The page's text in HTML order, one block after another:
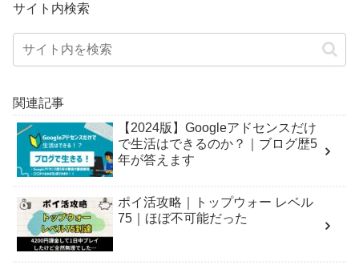
サイト内検索
関連記事
【2024版】Googleアドセンスだけ
で生活はできるのか？｜ブログ歴5
年が答えます
ポイ活攻略｜トップウォー レベル
75｜ほぼ不可能だった